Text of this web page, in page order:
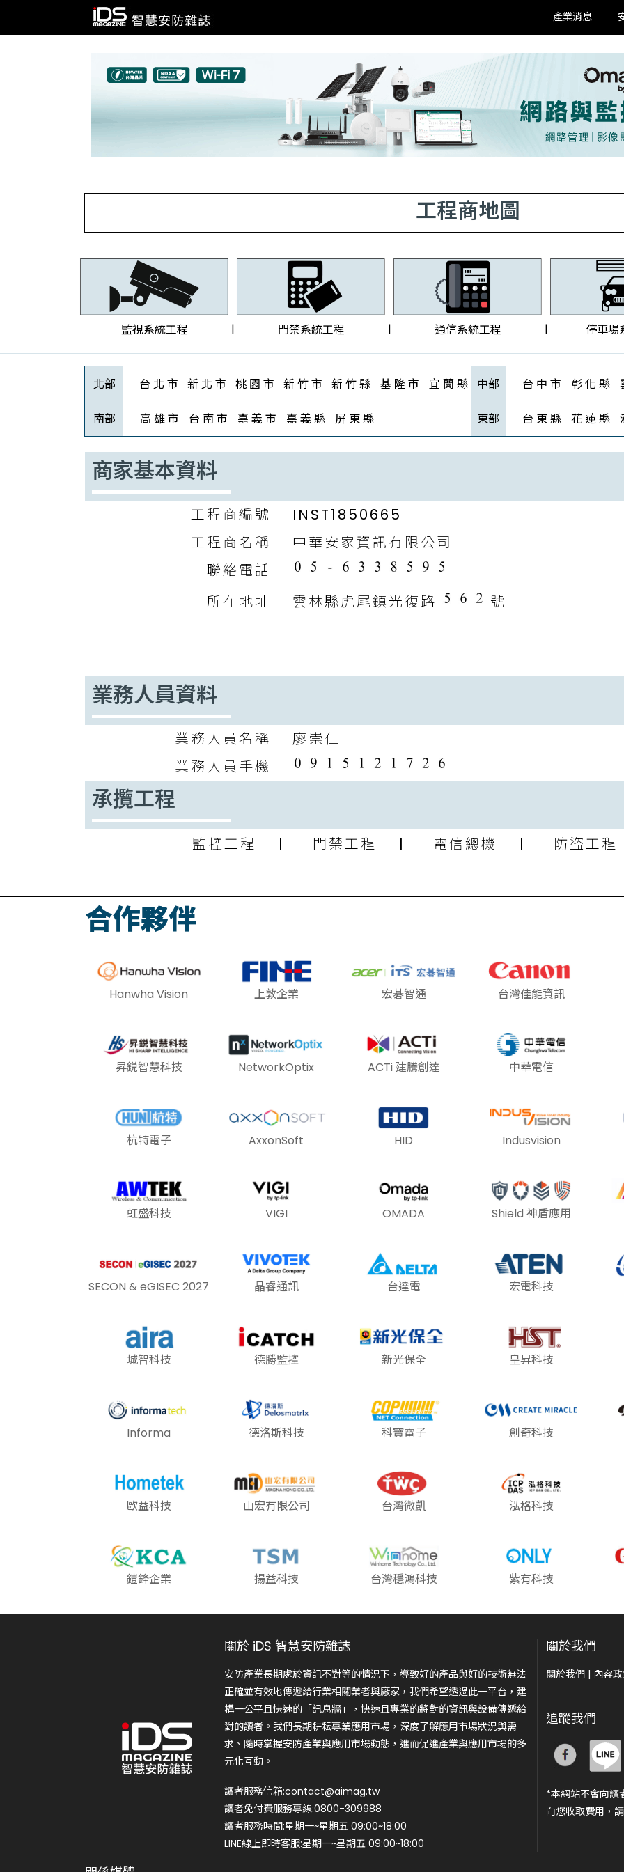
產業消息
工程商地圖
監視系統工程 | 門禁系統工程 | 通信系統工程 | 停車場
北部 台 北 市 新 北 市 桃 園 市 新 竹 市 新 竹 縣 基 隆 市 宜 蘭 縣 中部 台 中 市 彰 化 縣
南部 高 雄 市 台 南 市 嘉 義 市 嘉 義 縣 屏 東 縣 東部 台 東 縣 花 蓮 縣
商家基本資料
工程商編號
INST1850665
工程商名稱
中華安家資訊有限公司
聯絡電話
所在地址
雲林縣虎尾鎮光復路 號
業務人員資料
業務人員名稱
廖崇仁
業務人員手機
承攬工程
監控工程 | 門禁工程 | 電信總機 | 防盜工
合作夥伴
Hanwha Vision 上敦企業 宏碁智通 台灣佳能資訊
昇鋭智慧科技 NetworkOptix ACTi 建騰創達 中華電信
杭特電子 AxxonSoft HID Indusvision
虹盛科技 VIGI OMADA Shield 神盾應用
SECON & eGISEC 2027 晶睿通訊 台達電 宏電科技
城智科技 德勝監控 新光保全 皇昇科技
Informa 德洛斯科技 科寶電子 創奇科技
歐益科技 山宏有限公司 台灣微凱 泓格科技
鎧鋒企業 揚益科技 台灣穩鴻科技 紫有科技
關於 iDS 智慧安防雜誌
安防產業長期處於資訊不對等的情況下，導致好的產品與好的技術無法
正確並有效地傳遞給行業相關業者與廠家，我們希望透過此一平台，建
構一公平且快速的「訊息牆」，快速且專業的將對的資訊與設備傳遞給
對的讀者。我們長期耕耘專業應用市場，深度了解應用市場狀況與需
求、隨時掌握安防產業與應用市場動態，進而促進產業與應用市場的多
元化互動。
讀者服務信箱:contact@aimag.tw
讀者免付費服務專線:0800-309988
讀者服務時間:星期一~星期五 09:00~18:00
LINE線上即時客服:星期一~星期五 09:00~18:00
關於我們
關於我們 | 內容
追蹤我們
*本網站不會向讀
向您收取費用，